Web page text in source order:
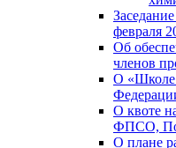
февраля
Об
членов
О «Школе
О квоте
ФПСО,
О плане